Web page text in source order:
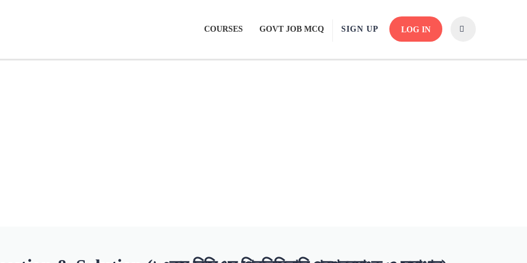
SIGN UP LOG IN
COURSES GOVT JOB MCQ